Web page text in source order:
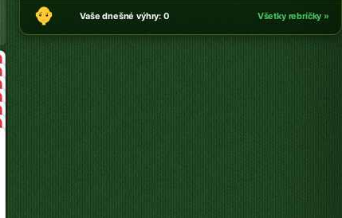
Vaše dnešné výhry: 0 Všetky rebríčky »